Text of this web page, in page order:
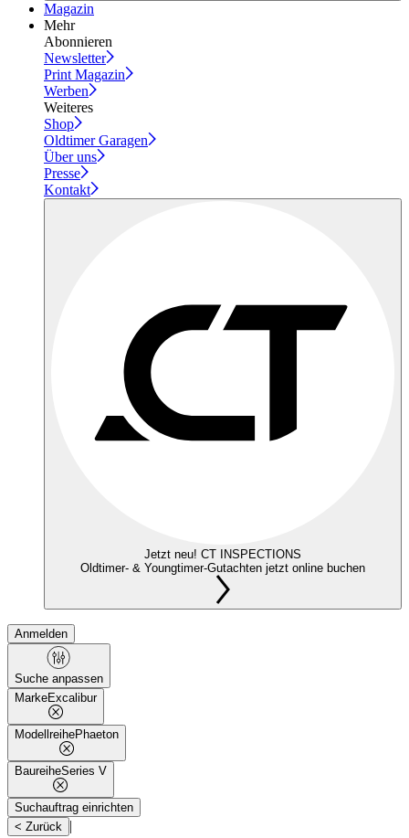
Magazin
Mehr
Abonnieren
Newsletter
Print Magazin
Werben
Weiteres
Shop
Oldtimer Garagen
Über uns
Presse
Kontakt
Jetzt neu! CT INSPECTIONS
Oldtimer- & Youngtimer-Gutachten jetzt online buchen
Anmelden
Suche anpassen
MarkeExcalibur
ModellreihePhaeton
BaureiheSeries V
Suchauftrag einrichten
< Zurück |